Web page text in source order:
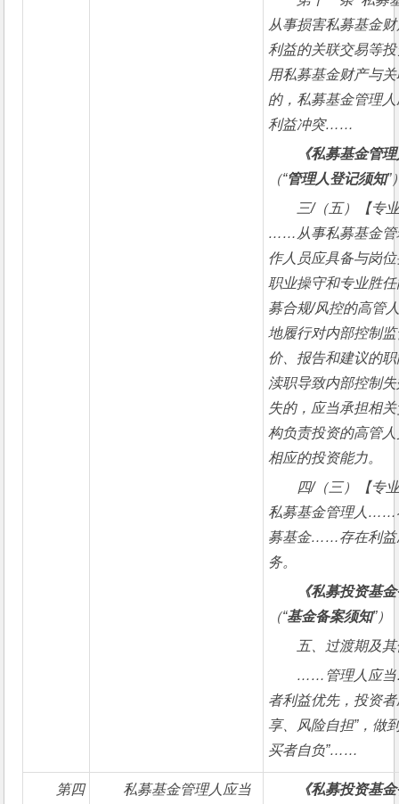
从事损害私募基金
利益的关联交易等
用私募基金财产与
的，私募基金管理
利益冲突……
《私募基金管
（“管理人登记须知”
三/（五）【专
……从事私募基金管
作人员应具备与岗
职业操守和专业胜
募合规/风控的高管
地履行对内部控制
价、报告和建议的
渎职导致内部控制
失的，应当承担相
构负责投资的高管
相应的投资能力。
四/（三）【专
私募基金管理人……
募基金……存在利益
务。
《私募投资基
（“基金备案须知”）
五、过渡期及
…… 管理人应
者利益优先，投资者
享、风险自担”，做
买者自负”……
第四
私募基金管理人应当
《私募投资基